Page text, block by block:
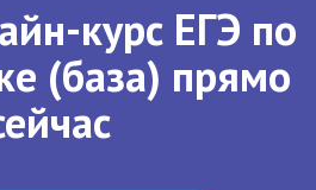
курс ЕГЭ по
(база) прямо